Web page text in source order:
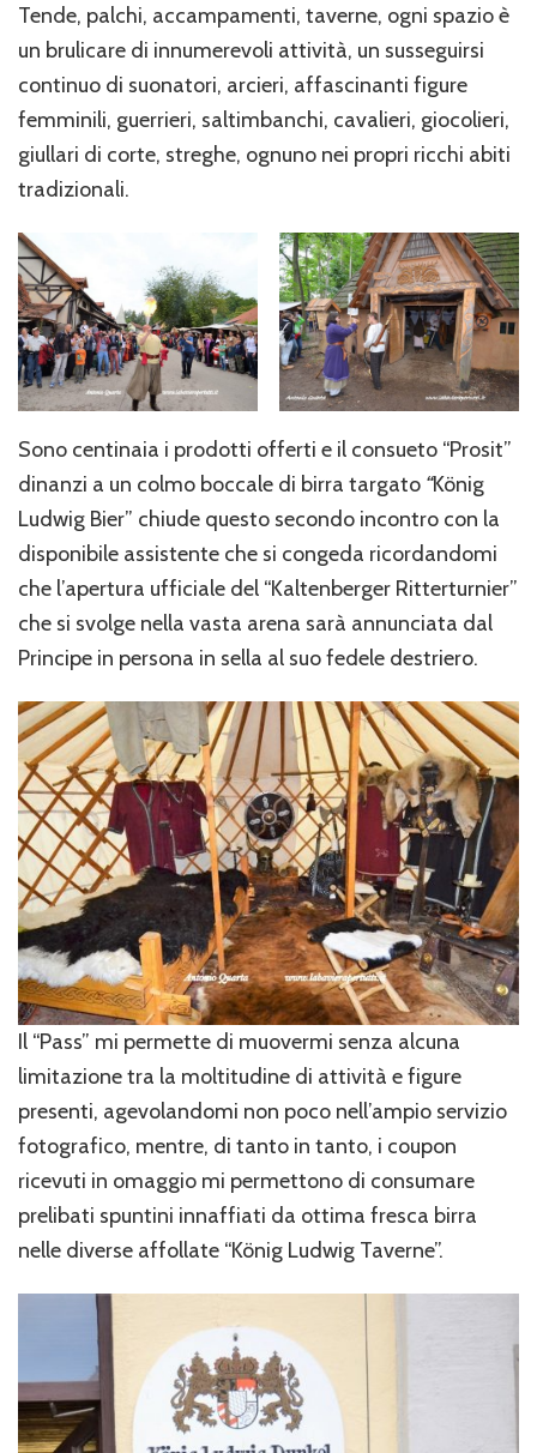
Tende, palchi, accampamenti, taverne, ogni spazio è
un brulicare di innumerevoli attività, un susseguirsi
continuo di suonatori, arcieri, affascinanti figure
femminili, guerrieri, saltimbanchi, cavalieri, giocolieri,
giullari di corte, streghe, ognuno nei propri ricchi abiti
tradizionali.
Sono centinaia i prodotti offerti e il consueto “Prosit”
dinanzi a un colmo boccale di birra targato “König
Ludwig Bier” chiude questo secondo incontro con la
disponibile assistente che si congeda ricordandomi
che l’apertura ufficiale del “Kaltenberger Ritterturnier”
che si svolge nella vasta arena sarà annunciata dal
Principe in persona in sella al suo fedele destriero.
Il “Pass” mi permette di muovermi senza alcuna
limitazione tra la moltitudine di attività e figure
presenti, agevolandomi non poco nell’ampio servizio
fotografico, mentre, di tanto in tanto, i coupon
ricevuti in omaggio mi permettono di consumare
prelibati spuntini innaffiati da ottima fresca birra
nelle diverse affollate “König Ludwig Taverne”.